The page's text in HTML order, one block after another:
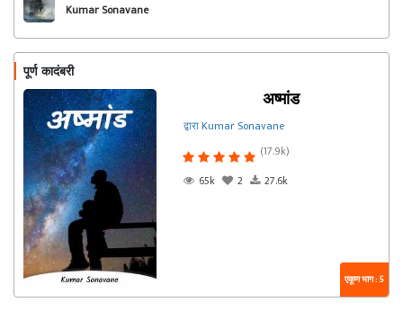
Kumar Sonavane
पूर्ण कादंबरी
अष्मांड
द्वारा Kumar Sonavane
(17.9k)
65k
2 27.6k
एकूण भाग : 5